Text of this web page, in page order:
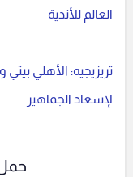
العالم للأندية
تريزيجيه: الأهلي
لإسعاد الجماهير
حمل